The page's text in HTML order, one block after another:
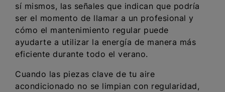
sí mismos, las señales que indican que podría
ser el momento de llamar a un profesional y
cómo el mantenimiento regular puede
ayudarte a utilizar la energía de manera más
eficiente durante todo el verano.
Cuando las piezas clave de tu aire
acondicionado no se limpian con regularidad,